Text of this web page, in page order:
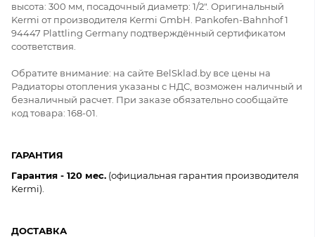
высота: 300 мм, посадочный диаметр: 1/2". Оригинальный
Kermi от производителя Kermi GmbH. Pankofen-Bahnhof 1
94447 Plattling Germany подтверждённый сертификатом
соответствия.
Обратите внимание: на сайте BelSklad.by все цены на
Радиаторы отопления указаны с НДС, возможен наличный и
безналичный расчет. При заказе обязательно сообщайте
код товара: 168-01.
ГАРАНТИЯ
Гарантия - 120 мес. (официальная гарантия производителя
Kermi).
ДОСТАВКА